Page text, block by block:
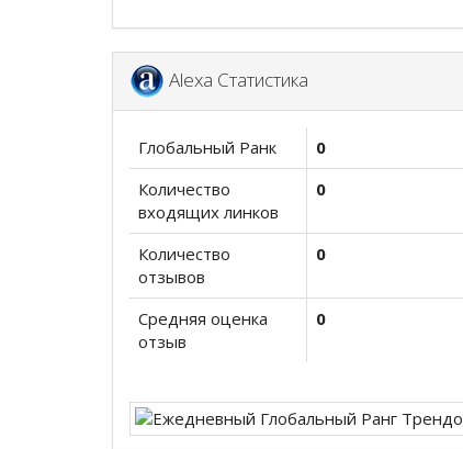
Alexa Статистика
Глобальный Ранк
0
Количество
входящих линков
0
Количество
отзывов
0
Средняя оценка
отзыв
0